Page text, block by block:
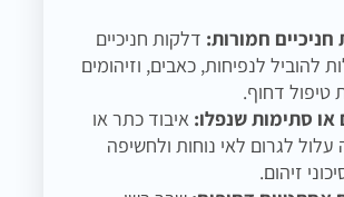
חניכיים חמורות: דלקות חניכיים
להוביל לנפיחות, כאבים, וזיהומים
טיפול דחוף.
או סתימות שנפלו: איבוד כתר או
לגרום לאי נוחות ולחשיפה
זיהום.